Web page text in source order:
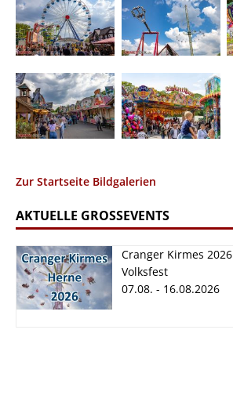
Zur Startseite Bildgalerien
AKTUELLE GROSSEVENTS
Cranger Kirmes 2026
Volksfest
07.08. - 16.08.2026